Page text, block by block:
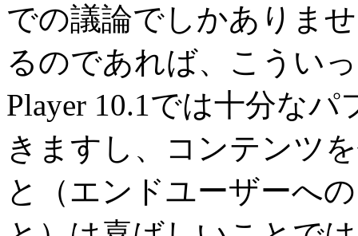
での議論でしかありま
るのであれば、こうい
Player 10.1では十分な
きますし、コンテンツ
と（エンドユーザーへ